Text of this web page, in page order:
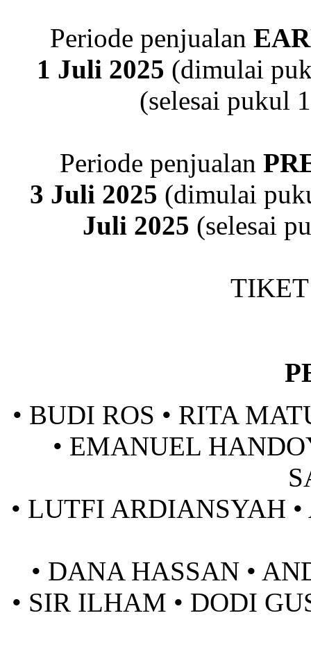
Periode penjualan
1 Juli 2025 (dimulai
(selesai pukul
Periode penjualan
3 Juli 2025 (dimulai
Juli 2025 (selesai
• BUDI ROS • RITA
• EMANUEL
• LUTFI ARDIANSYAH
• DANA HASSAN •
• SIR ILHAM • DODI